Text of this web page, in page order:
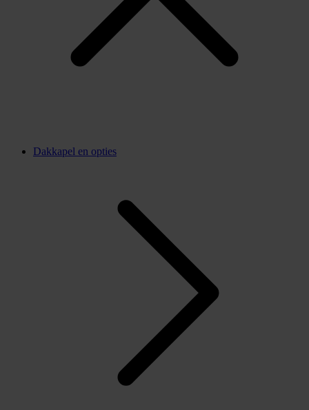
Dakkapel en opties